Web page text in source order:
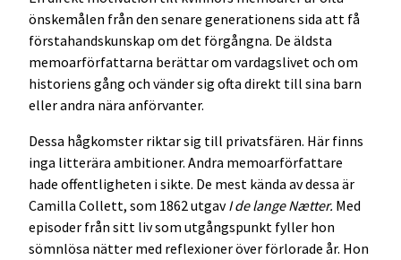
önskemålen från den senare generationens sida att få
förstahandskunskap om det förgångna. De äldsta
memoarförfattarna berättar om vardagslivet och om
historiens gång och vänder sig ofta direkt till sina barn
eller andra nära anförvanter.
Dessa hågkomster riktar sig till privatsfären. Här finns
inga litterära ambitioner. Andra memoarförfattare
hade offentligheten i sikte. De mest kända av dessa är
Camilla Collett, som 1862 utgavI de lange Nætter. Med
episoder från sitt liv som utgångspunkt fyller hon
sömnlösa nätter med reflexioner över förlorade år. Hon